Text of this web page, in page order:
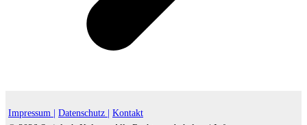
Impressum | Datenschutz |
Kontakt